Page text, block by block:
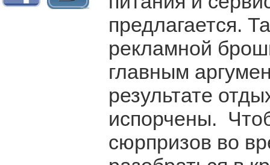
предлагается.
рекламной
главным
результате
испорчены.
сюрпризов во